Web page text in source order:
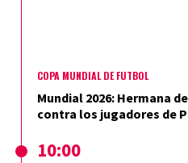
COPA MUNDIAL DE FÚTBOL
Mundial 2026: Hermana
contra los jugadores de
10:00